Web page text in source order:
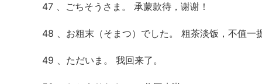
47 、ごちそうさま。 承蒙款待，谢谢！
48 、お粗末（そまつ）でした。 粗茶淡饭，不值一
49 、ただいま。 我回来了。